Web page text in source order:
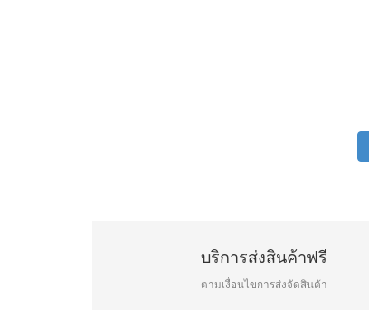
บริการส่งสินค้าฟรี
ตามเงื่อนไขการส่งจัดสินค้า